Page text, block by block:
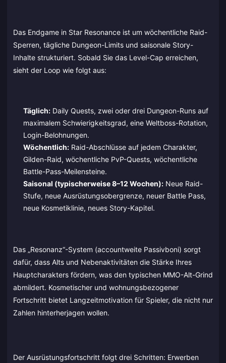
Das Endgame in Star Resonance ist um wöchentliche Raid-
Sperren, tägliche Dungeon-Limits und saisonale Story-
Inhalte strukturiert. Sobald Sie das Level-Cap erreichen,
sieht der Loop wie folgt aus:
Täglich:Daily Quests, zwei oder drei Dungeon-Runs auf
maximalem Schwierigkeitsgrad, eine Weltboss-Rotation,
Login-Belohnungen.
Wöchentlich:Raid-Abschlüsse auf jedem Charakter,
Gilden-Raid, wöchentliche PvP-Quests, wöchentliche
Battle-Pass-Meilensteine.
Saisonal (typischerweise 8–12 Wochen):Neue Raid-
Stufe, neue Ausrüstungsobergrenze, neuer Battle Pass,
neue Kosmetiklinie, neues Story-Kapitel.
Das „Resonanz“-System (accountweite Passivboni) sorgt
dafür, dass Alts und Nebenaktivitäten die Stärke Ihres
Hauptcharakters fördern, was den typischen MMO-Alt-Grind
abmildert. Kosmetischer und wohnungsbezogener
Fortschritt bietet Langzeitmotivation für Spieler, die nicht nur
Zahlen hinterherjagen wollen.
Der Ausrüstungsfortschritt folgt drei Schritten: Erwerben